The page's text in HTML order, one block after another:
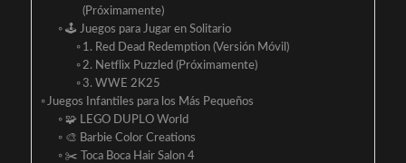
(Próximamente)
🕹️ Juegos para Jugar en Solitario
1. Red Dead Redemption (Versión Móvil)
2. Netflix Puzzled (Próximamente)
3. WWE 2K25
Juegos Infantiles para los Más Pequeños
🧩 LEGO DUPLO World
🎨 Barbie Color Creations
✂️ Toca Boca Hair Salon 4